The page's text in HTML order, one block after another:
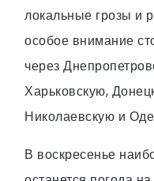
локальные грозы и
особое внимание
через
Харьковскую,
Николаевскую и
В воскресенье